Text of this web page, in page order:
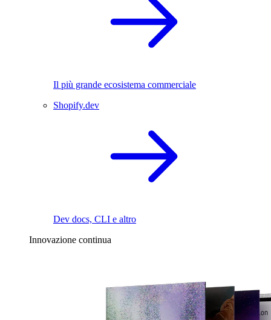
Il più grande ecosistema commerciale
Shopify.dev
Dev docs, CLI e altro
Innovazione continua